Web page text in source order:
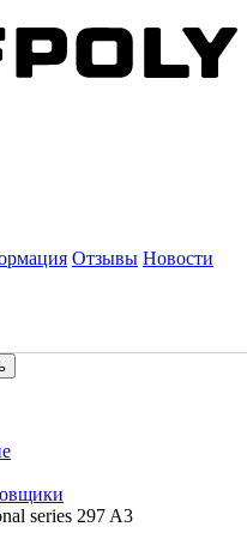
Отзывы Новости
series 297 A3